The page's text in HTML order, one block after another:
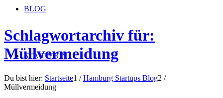
BLOG
STARTERiN
Schlagwortarchiv für:
Müllvermeidung
Du bist hier: Startseite1 / Hamburg Startups Blog2 /
Müllvermeidung